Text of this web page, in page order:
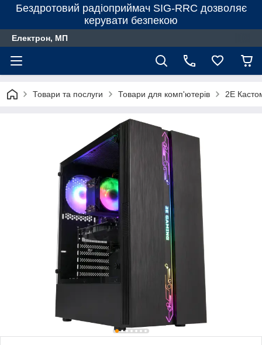
Бездротовий радіоприймач SIG-RRC дозволяє
керувати безпекою
Електрон, МП
Товари та послуги Товари для комп'ютерів 2E